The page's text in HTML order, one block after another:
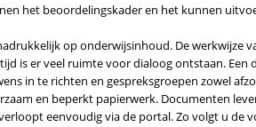
het beoordelingskader en het kunnen
op onderwijsinhoud. De werkwijze
is er veel ruimte voor dialoog ontstaan.
in te richten en gespreksgroepen zowel
en beperkt papierwerk. Documenten
eenvoudig via de portal. Zo volgt u de